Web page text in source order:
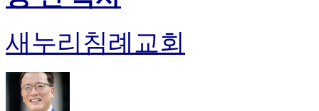
새누리침례교회